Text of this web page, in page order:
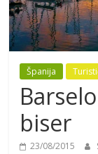
Španija
biser
23/08/2015